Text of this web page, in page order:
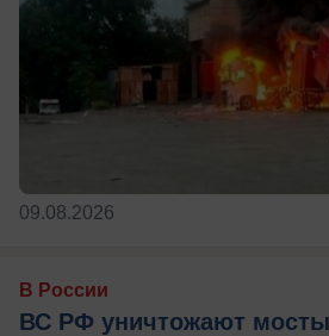
09.08.2026
В России
ВС РФ уничтожают мосты